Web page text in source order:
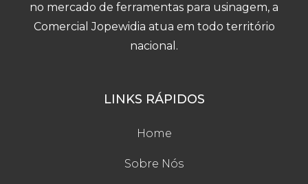
no mercado de ferramentas para usinagem, a
Comercial Jopewidia atua em todo território
nacional.
LINKS RÁPIDOS
Home
Sobre Nós